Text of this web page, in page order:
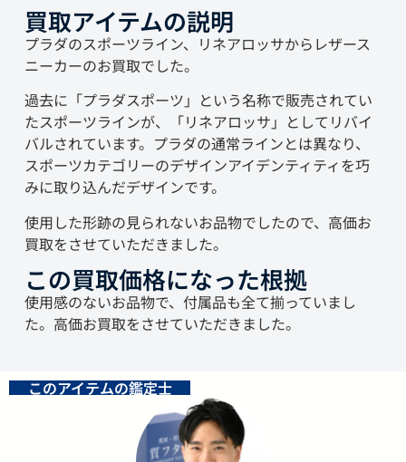
買取アイテムの説明
プラダのスポーツライン、リネアロッサからレザース
ニーカーのお買取でした。
過去に「プラダスポーツ」という名称で販売されてい
たスポーツラインが、「リネアロッサ」としてリバイ
バルされています。プラダの通常ラインとは異なり、
スポーツカテゴリーのデザインアイデンティティを巧
みに取り込んだデザインです。
使用した形跡の見られないお品物でしたので、高価お
買取をさせていただきました。
この買取価格になった根拠
使用感のないお品物で、付属品も全て揃っていまし
た。高価お買取をさせていただきました。
このアイテムの鑑定士